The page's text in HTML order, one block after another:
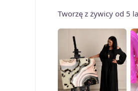
Tworzę z żywicy od 5